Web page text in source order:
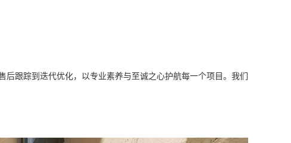
跟踪到迭代优化，以专业素养与至诚之心护航每一个项目。我们